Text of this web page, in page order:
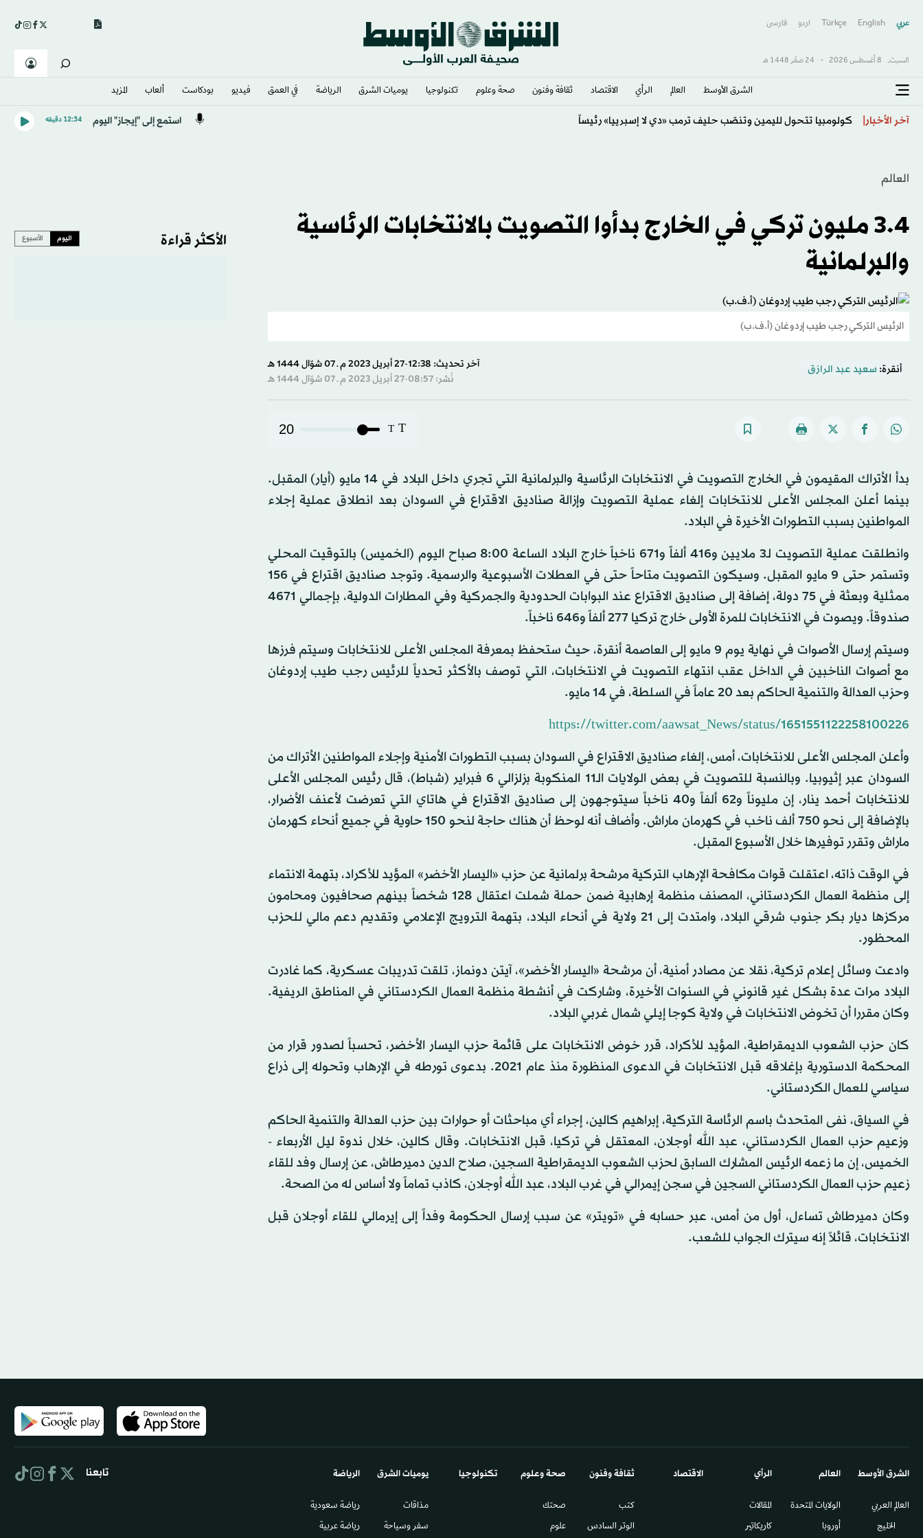
عربي English
Türkçe اردو فارسى
السبت, 8 أغسطس 2026 - 24 صفَر 1448 هـ
الشرق الأوسط​ العالم الرأي الاقتصاد ثقافة وفنون صحة وعلوم تكنولوجيا يوميات الشرق​ الرياضة في العمق فيديو بودكاست ألعاب المزيد
آخر الأخبار
«يونيسف» تتخذ إجراءات ضد موظف بسبب «مزاعم تجسس» لصالح إسرائيل
استمع إلى "إيجاز" اليوم 12:34 دقيقه
العالم
3.4 مليون تركي في الخارج بدأوا التصويت بالانتخابات الرئاسية
والبرلمانية
الرئيس التركي رجب طيب إردوغان (أ.ف.ب)
أنقرة: سعيد عبد الرازق
آخر تحديث: 12:38-27 أبريل 2023 م ـ 07 شوّال 1444 هـ
نُشر: 08:57-27 أبريل 2023 م ـ 07 شوّال 1444 هـ
T
T
20
بدأ الأتراك المقيمون في الخارج التصويت في الانتخابات الرئاسية والبرلمانية التي تجري داخل البلاد في 14 مايو (أيار) المقبل.
بينما أعلن المجلس الأعلى للانتخابات إلغاء عملية التصويت وإزالة صناديق الاقتراع في السودان بعد انطلاق عملية إجلاء
المواطنين بسبب التطورات الأخيرة في البلاد.
وانطلقت عملية التصويت لـ3 ملايين و416 ألفاً و671 ناخباً خارج البلاد الساعة 8:00 صباح اليوم (الخميس) بالتوقيت المحلي
وتستمر حتى 9 مايو المقبل. وسيكون التصويت متاحاً حتى في العطلات الأسبوعية والرسمية. وتوجد صناديق اقتراع في 156
ممثلية وبعثة في 75 دولة، إضافة إلى صناديق الاقتراع عند البوابات الحدودية والجمركية وفي المطارات الدولية، بإجمالي 4671
صندوقاً. ويصوت في الانتخابات للمرة الأولى خارج تركيا 277 ألفاً و646 ناخباً.
وسيتم إرسال الأصوات في نهاية يوم 9 مايو إلى العاصمة أنقرة، حيث ستحفظ بمعرفة المجلس الأعلى للانتخابات وسيتم فرزها
مع أصوات الناخبين في الداخل عقب انتهاء التصويت في الانتخابات، التي توصف بالأكثر تحدياً للرئيس رجب طيب إردوغان
وحزب العدالة والتنمية الحاكم بعد 20 عاماً في السلطة، في 14 مايو.
https://twitter.com/aawsat_News/status/1651551122258100226
وأعلن المجلس الأعلى للانتخابات، أمس، إلغاء صناديق الاقتراع في السودان بسبب التطورات الأمنية وإجلاء المواطنين الأتراك من
السودان عبر إثيوبيا. وبالنسبة للتصويت في بعض الولايات الـ11 المنكوبة بزلزالي 6 فبراير (شباط)، قال رئيس المجلس الأعلى
للانتخابات أحمد ينار، إن مليوناً و62 ألفاً و40 ناخباً سيتوجهون إلى صناديق الاقتراع في هاتاي التي تعرضت لأعنف الأضرار،
بالإضافة إلى نحو 750 ألف ناخب في كهرمان ماراش. وأضاف أنه لوحظ أن هناك حاجة لنحو 150 حاوية في جميع أنحاء كهرمان
ماراش وتقرر توفيرها خلال الأسبوع المقبل.
في الوقت ذاته، اعتقلت قوات مكافحة الإرهاب التركية مرشحة برلمانية عن حزب «اليسار الأخضر» المؤيد للأكراد، بتهمة الانتماء
إلى منظمة العمال الكردستاني، المصنف منظمة إرهابية ضمن حملة شملت اعتقال 128 شخصاً بينهم صحافيون ومحامون
مركزها ديار بكر جنوب شرقي البلاد، وامتدت إلى 21 ولاية في أنحاء البلاد، بتهمة الترويج الإعلامي وتقديم دعم مالي للحزب
المحظور.
وادعت وسائل إعلام تركية، نقلا عن مصادر أمنية، أن مرشحة «اليسار الأخضر»، آيتن دونماز، تلقت تدريبات عسكرية، كما غادرت
البلاد مرات عدة بشكل غير قانوني في السنوات الأخيرة، وشاركت في أنشطة منظمة العمال الكردستاني في المناطق الريفية.
وكان مقررا أن تخوض الانتخابات في ولاية كوجا إيلي شمال غربي البلاد.
كان حزب الشعوب الديمقراطية، المؤيد للأكراد، قرر خوض الانتخابات على قائمة حزب اليسار الأخضر، تحسباً لصدور قرار من
المحكمة الدستورية بإغلاقه قبل الانتخابات في الدعوى المنظورة منذ عام 2021. بدعوى تورطه في الإرهاب وتحوله إلى ذراع
سياسي للعمال الكردستاني.
في السياق، نفى المتحدث باسم الرئاسة التركية، إبراهيم كالين، إجراء أي مباحثات أو حوارات بين حزب العدالة والتنمية الحاكم
وزعيم حزب العمال الكردستاني، عبد الله أوجلان، المعتقل في تركيا، قبل الانتخابات. وقال كالين، خلال ندوة ليل الأربعاء -
الخميس، إن ما زعمه الرئيس المشارك السابق لحزب الشعوب الديمقراطية السجين، صلاح الدين دميرطاش، عن إرسال وفد للقاء
زعيم حزب العمال الكردستاني السجين في سجن إيمرالي في غرب البلاد، عبد الله أوجلان، كاذب تماماً ولا أساس له من الصحة.
وكان دميرطاش تساءل، أول من أمس، عبر حسابه في «تويتر» عن سبب إرسال الحكومة وفداً إلى إيرمالي للقاء أوجلان قبل
الانتخابات، قائلاً إنه سيترك الجواب للشعب.
الأكثر قراءة اليوم الأسبوع
الشرق الأوسط​
العالم العربي
الخليج
العالم
الولايات المتحدة
أوروبا
الرأي
المقالات
كاريكاتير
الاقتصاد ثقافة وفنون
كتب
الوتر السادس​
صحة وعلوم
صحتك
علوم
تكنولوجيا يوميات الشرق​
مذاقات
سفر وسياحة
الرياضة
رياضة سعودية
رياضة عربية
تابعنا